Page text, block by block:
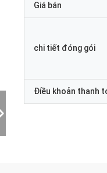
Giá bán
chi tiết đóng gói
Điều khoản thanh